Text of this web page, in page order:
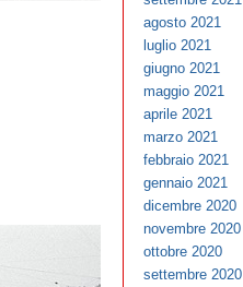
agosto 2021
luglio 2021
giugno 2021
maggio 2021
aprile 2021
marzo 2021
febbraio 2021
gennaio 2021
dicembre 2020
novembre 2020
ottobre 2020
settembre 2020